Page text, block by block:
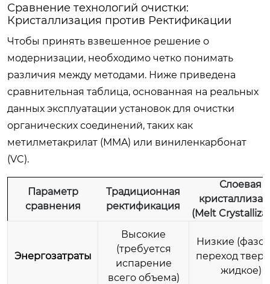
Сравнение технологий очистки:
Кристаллизация против Ректификации
Чтобы принять взвешенное решение о
модернизации, необходимо четко понимать
различия между методами. Ниже приведена
сравнительная таблица, основанная на реальных
данных эксплуатации установок для очистки
органических соединений, таких как
метилметакрилат (MMA) или виниленкарбонат
(VC).
Параметр
сравнения
Традиционная
ректификация
Слоевая
(Melt
Энергозатраты
Высокие
(требуется
испарение
всего объема)
Низкие
переход
жидкое)